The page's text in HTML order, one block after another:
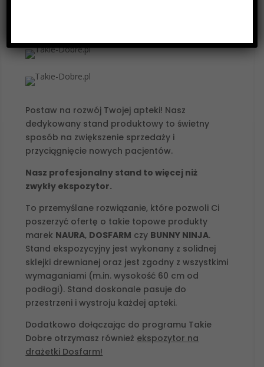
Postaw na rozwój Twojej apteki! Nasz
dedykowany stand produktowy to świetny
sposób na zwiększenie sprzedaży i
przyciągnięcie nowych pacjentów.
Nasz profesjonalny stand to więcej niż
zwykły ekspozytor.
To przemyślane rozwiązanie, które pozwoli Ci
poszerzyć ofertę o takie topowe produkty
marek NAURA, DOSFARM czy BUNNY NINJA.
Stand ekspozycyjny jest wykonany z solidnej
sklejki drewnianej oraz jest zgodny z wszystkimi
wymaganiami (m.in. wysokość 60 cm od
podłogi). Stand doskonale pasuje do
przestrzeni i wystroju każdej apteki.
Dodatkowo dołączając do programu Takie
Dobre otrzymasz również ekspozytor na
drażetki Dosfarm!